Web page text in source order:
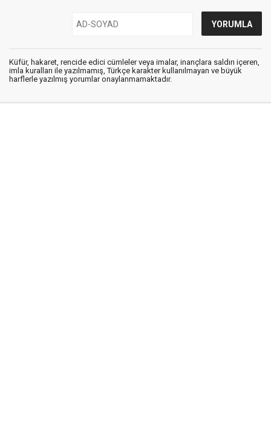
Küfür, hakaret, rencide edici cümleler veya imalar, inançlara saldırı içeren,
imla kuralları ile yazılmamış, Türkçe karakter kullanılmayan ve büyük
harflerle yazılmış yorumlar onaylanmamaktadır.